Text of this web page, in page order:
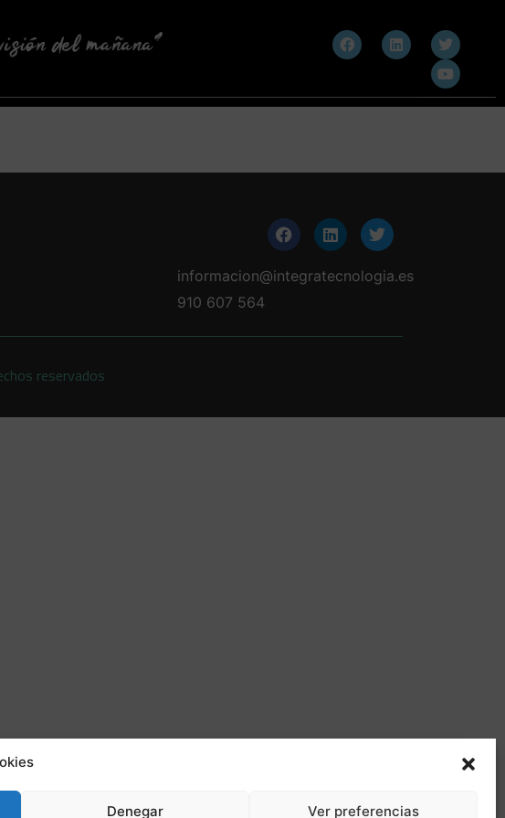
Denegar Ver preferencias
informacion@integratecnologia.es
910 607 564
reservados